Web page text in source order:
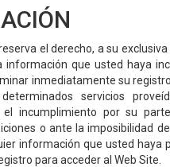
el derecho, a su
información que usted haya
inmediatamente su
servicios
el incumplimiento por su
o ante la imposibilidad
información que usted haya
para acceder al Web Site.